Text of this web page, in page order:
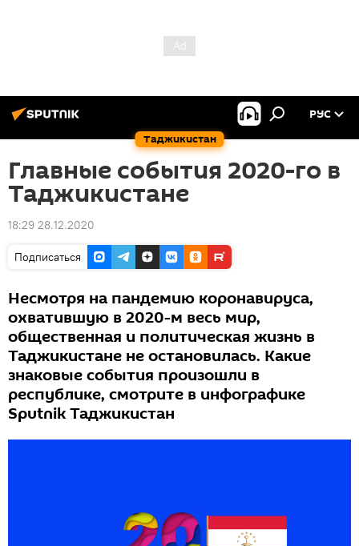
Таджикистан
РУС
Главные события 2020-го в
Таджикистане
18:29 28.12.2020
Подписаться
Несмотря на пандемию коронавируса,
охватившую в 2020-м весь мир,
общественная и политическая жизнь в
Таджикистане не остановилась. Какие
знаковые события произошли в
республике, смотрите в инфографике
Sputnik Таджикистан